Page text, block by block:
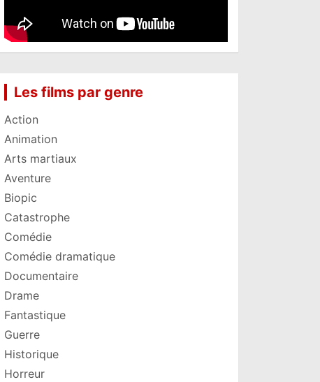
Les films par genre
Action
Animation
Arts martiaux
Aventure
Biopic
Catastrophe
Comédie
Comédie dramatique
Documentaire
Drame
Fantastique
Guerre
Historique
Horreur